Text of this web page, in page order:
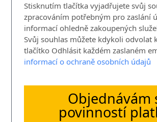
Stisknutím tlačítka vyjadřujete svůj
zpracováním potřebným pro zaslání
informací ohledně zakoupených
Svůj souhlas můžete kdykoli odvolat
tlačítko Odhlásit každém zaslaném
informací o ochraně osobních údajů
Objednávám
povinností